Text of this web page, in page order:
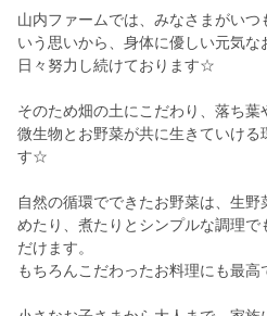
山内ファームでは、みなさまがいつ
いう思いから、身体に優しい元気な
日々努力し続けております☆
そのため畑の土にこだわり、落ち
微生物とお野菜が共に生きていける
す☆
自然の循環でできたお野菜は、生
めたり、煮たりとシンプルな調理で
だけます。
もちろんこだわったお料理にも最